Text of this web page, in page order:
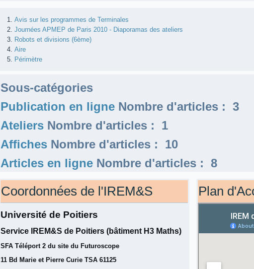
Avis sur les programmes de Terminales
Journées APMEP de Paris 2010 - Diaporamas des ateliers
Robots et divisions (6ème)
Aire
Périmètre
Sous-catégories
Publication en ligne Nombre d'articles : 3
Ateliers Nombre d'articles : 1
Affiches Nombre d'articles : 10
Articles en ligne Nombre d'articles : 8
Coordonnées de l'IREM&S
Université de Poitiers
Service IREM&S de Poitiers (bâtiment H3 Maths)
SFA Téléport 2 du site du Futuroscope
11 Bd Marie et Pierre Curie TSA 61125
Plan